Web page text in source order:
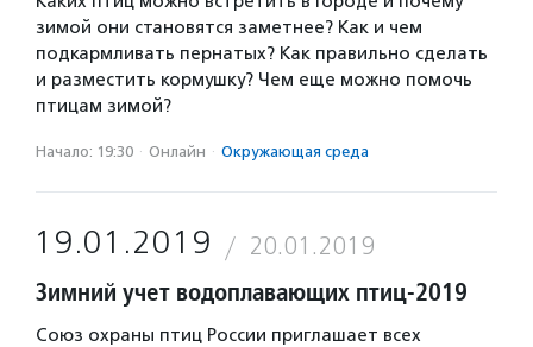
зимой они становятся заметнее? Как и чем
подкармливать пернатых? Как правильно сделать
и разместить кормушку? Чем еще можно помочь
птицам зимой?
Начало: 19:30 · Онлайн · Окружающая среда
19.01.2019 20.01.2019
Зимний учет водоплавающих птиц-2019
Союз охраны птиц России приглашает всех